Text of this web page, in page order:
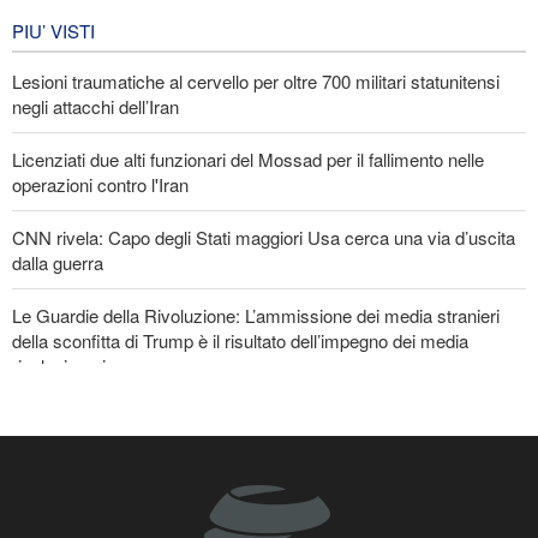
EVENTI
PIU’ VISTI
Lesioni traumatiche al cervello per oltre 700 militari statunitensi
negli attacchi dell’Iran
Licenziati due alti funzionari del Mossad per il fallimento nelle
operazioni contro l'Iran
CNN rivela: Capo degli Stati maggiori Usa cerca una via d’uscita
dalla guerra
Le Guardie della Rivoluzione: L’ammissione dei media stranieri
della sconfitta di Trump è il risultato dell’impegno dei media
rivoluzionari
un fallimento
Un membro di spicco di Ansarullah: Le dichiarazioni del Consiglio
di Sicurezza non meritano attenzione